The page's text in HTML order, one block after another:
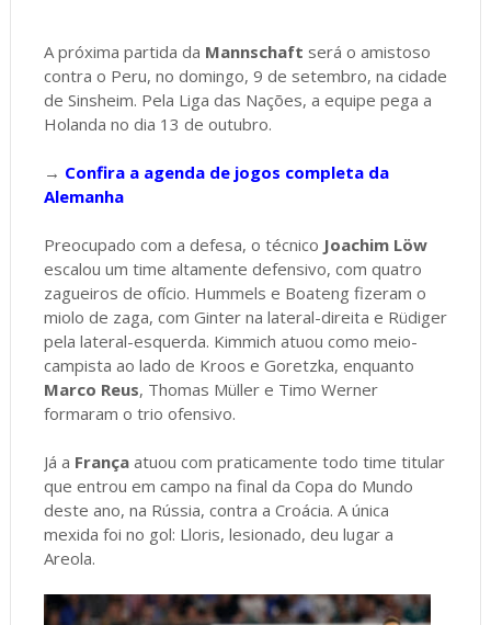
A próxima partida da Mannschaft será o amistoso
contra o Peru, no domingo, 9 de setembro, na cidade
de Sinsheim. Pela Liga das Nações, a equipe pega a
Holanda no dia 13 de outubro.
→ Confira a agenda de jogos completa da
Alemanha
Preocupado com a defesa, o técnico Joachim Löw
escalou um time altamente defensivo, com quatro
zagueiros de ofício. Hummels e Boateng fizeram o
miolo de zaga, com Ginter na lateral-direita e Rüdiger
pela lateral-esquerda. Kimmich atuou como meio-
campista ao lado de Kroos e Goretzka, enquanto
Marco Reus, Thomas Müller e Timo Werner
formaram o trio ofensivo.
Já a Françaatuou com praticamente todo time titular
que entrou em campo na final da Copa do Mundo
deste ano, na Rússia, contra a Croácia. A única
mexida foi no gol: Lloris, lesionado, deu lugar a
Areola.